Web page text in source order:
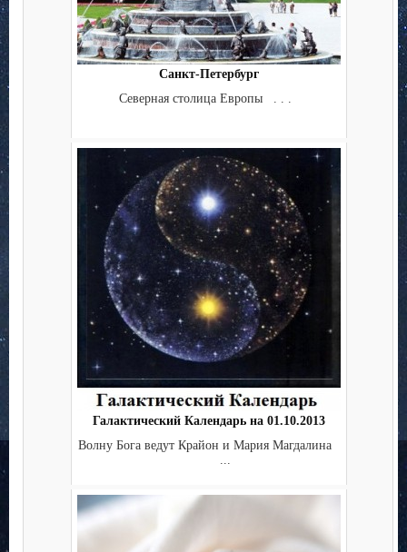
Санкт-Петербург
Северная столица Европы . . .
Галактический Календарь на 01.10.2013
Волну Бога ведут Крайон и Мария Магдалина